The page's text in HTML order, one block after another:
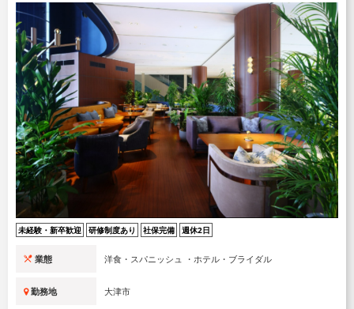
未経験・新卒歓迎 研修制度あり 社保完備 週休2日
業態 洋食・スパニッシュ ・ホテル・ブライダル
勤務地 大津市